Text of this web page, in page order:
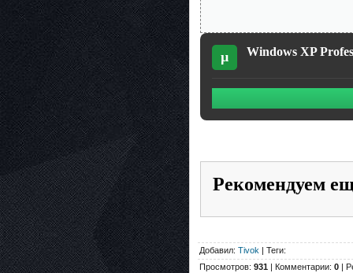
µ Windows XP
Рекомендуем
Добавил: Tivok | Теги:
Просмотров: 931 | Комментарии: 0 |